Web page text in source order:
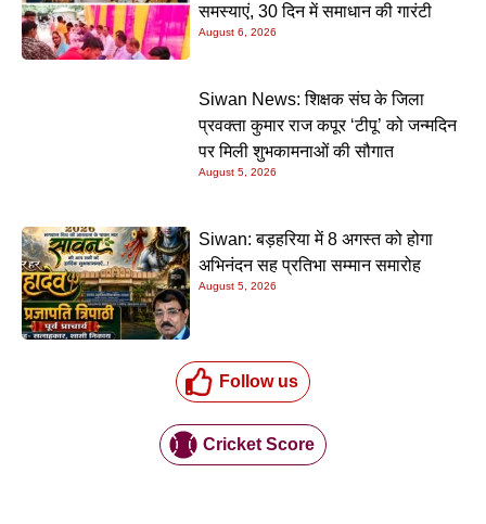
समस्याएं, 30 दिन में समाधान की गारंटी
August 6, 2026
Siwan News: शिक्षक संघ के जिला
प्रवक्ता कुमार राज कपूर ‘टीपू’ को जन्मदिन
पर मिली शुभकामनाओं की सौगात
August 5, 2026
Siwan: बड़हरिया में 8 अगस्त को होगा
अभिनंदन सह प्रतिभा सम्मान समारोह
August 5, 2026
Follow us
Cricket Score